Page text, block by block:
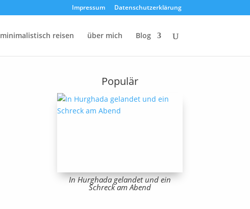
Impressum Datenschutzerklärung
minimalistisch reisen über mich Blog
Populär
In Hurghada gelandet und ein
Schreck am Abend